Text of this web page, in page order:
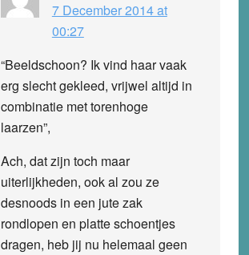
7 December 2014 at
00:27
“Beeldschoon? Ik vind haar vaak
erg slecht gekleed, vrijwel altijd in
combinatie met torenhoge
laarzen”,
Ach, dat zijn toch maar
uiterlijkheden, ook al zou ze
desnoods in een jute zak
rondlopen en platte schoentjes
dragen, heb jij nu helemaal geen